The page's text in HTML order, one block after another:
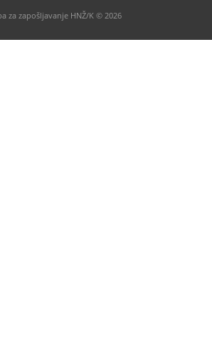
za zapošljavanje HNŽ/K © 2026